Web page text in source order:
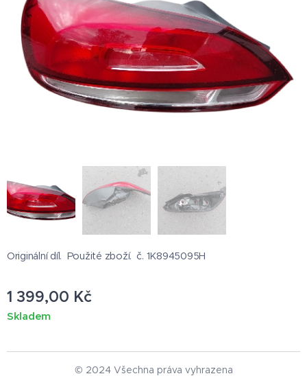
Originální díl. Použité zboží. č. 1K8945095H
1 399,00 Kč
Skladem
© 2024 Všechna práva vyhrazena